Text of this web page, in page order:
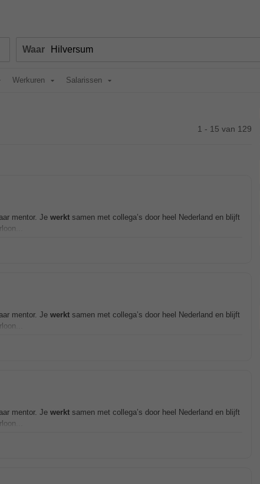
Waar
Werkuren Salarissen
1 - 15 van 129
mentor. Je werkt samen met collega’s door heel Nederland en blijft
mentor. Je werkt samen met collega’s door heel Nederland en blijft
mentor. Je werkt samen met collega’s door heel Nederland en blijft